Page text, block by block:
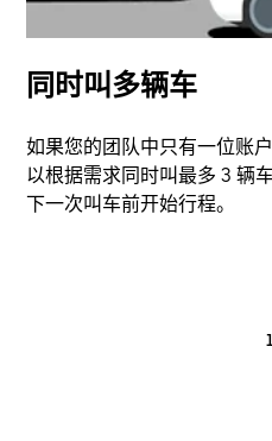
同时叫多辆车
如果您的团队中只有一位账
以根据需求同时叫最多 3 辆
下一次叫车前开始行程。